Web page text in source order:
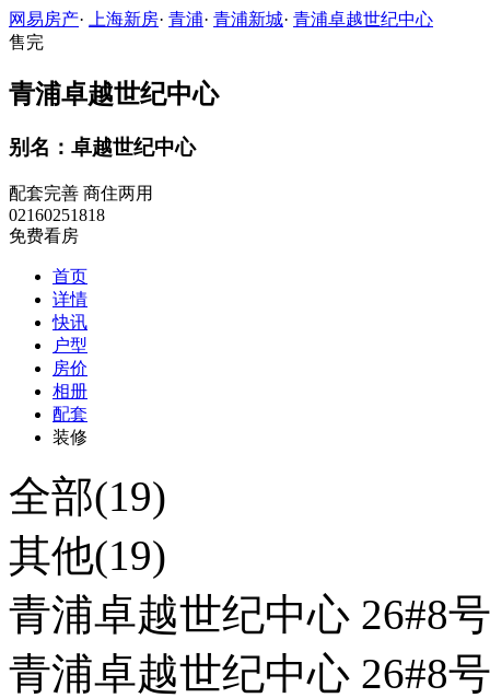
网易房产· 上海新房· 青浦· 青浦新城· 青浦卓越世纪中心
售完
青浦卓越世纪中心
别名：卓越世纪中心
配套完善 商住两用
02160251818
免费看房
首页
详情
快讯
户型
房价
相册
配套
装修
全部(19)
其他(19)
青浦卓越世纪中心 26#8
青浦卓越世纪中心 26#8